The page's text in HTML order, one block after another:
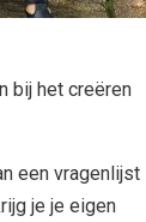
bij het creëren
een vragenlijst
je je eigen